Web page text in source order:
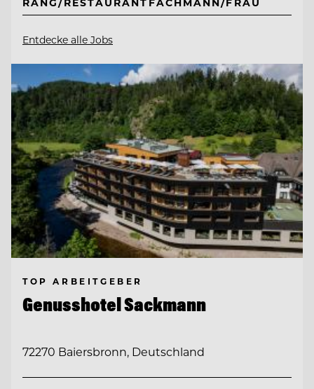
RANG/RESTAURANTFACHMANN/FRAU
Entdecke alle Jobs
TOP ARBEITGEBER
Genusshotel Sackmann
72270 Baiersbronn, Deutschland